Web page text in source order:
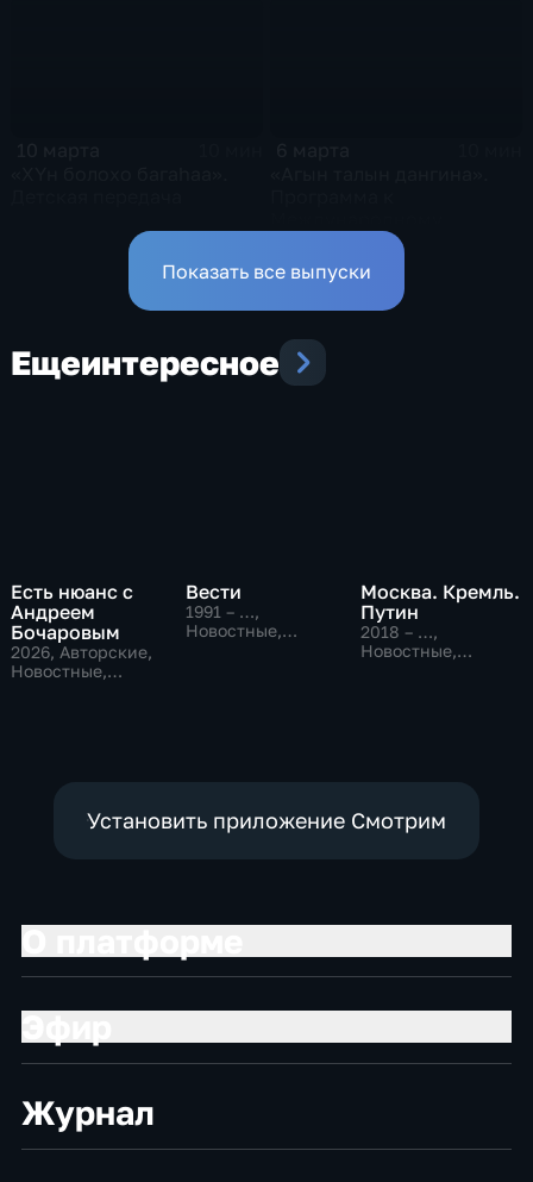
женскому дню
Показать все выпуски
Ещеинтересное
Есть нюанс с
Андреем
Бочаровым
2026, Авторские,
Новостные,
Вести
1991 – …,
Новостные,
Москва. Кремль.
Путин
2018 – …,
Новостные,
Установить приложение Смотрим
Журнал